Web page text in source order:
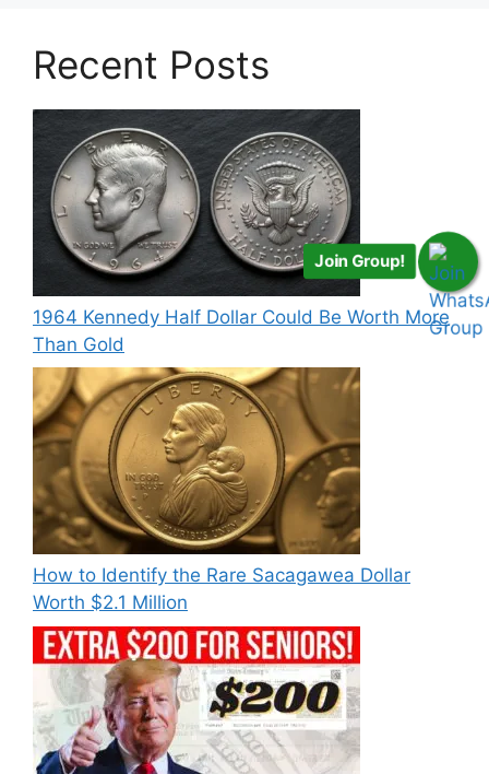
Recent Posts
1964 Kennedy Half Dollar Could Be Worth More
Than Gold
How to Identify the Rare Sacagawea Dollar
Worth $2.1 Million
Join Group!